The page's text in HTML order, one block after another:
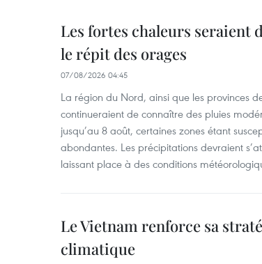
Les fortes chaleurs seraient
le répit des orages
07/08/2026 04:45
La région du Nord, ainsi que les provinces
continueraient de connaître des pluies
jusqu’au 8 août, certaines zones étant
abondantes. Les précipitations devraient
laissant place à des conditions
Le Vietnam renforce sa
climatique